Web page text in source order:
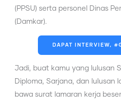
(PPSU) serta personel Dinas
(Damkar).
DAPAT INTERVIEW,
Jadi, buat kamu yang lulusan
Diploma, Sarjana, dan lulusan
bawa surat lamaran kerja